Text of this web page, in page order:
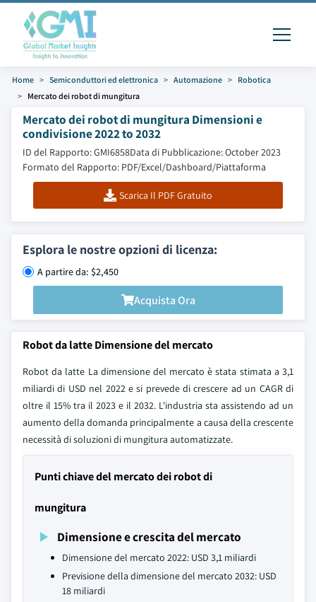
Home Semiconduttori ed elettronica Automazione
Robotica
Mercato dei robot di mungitura
Mercato dei robot di mungitura Dimensioni e
condivisione 2022 to 2032
ID del Rapporto: GMI6858Data di Pubblicazione: October 2023
Formato del Rapporto: PDF/Excel/Dashboard/Piattaforma
Scarica Il PDF Gratuito
Esplora le nostre opzioni di licenza:
A partire da: $2,450
Acquista Ora
Robot da latte Dimensione del mercato
Robot da latte La dimensione del mercato è stata stimata a 3,1
miliardi di USD nel 2022 e si prevede di crescere ad un CAGR di
oltre il 15% tra il 2023 e il 2032. L'industria sta assistendo ad un
aumento della domanda principalmente a causa della crescente
necessità di soluzioni di mungitura automatizzate.
Punti chiave del mercato dei robot di
mungitura
Dimensione e crescita del mercato
Dimensione del mercato 2022: USD 3,1 miliardi
Previsione della dimensione del mercato 2032: USD
18 miliardi